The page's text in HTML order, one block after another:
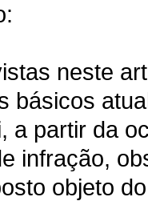
neste
básicos
a partir da
infração,
objeto